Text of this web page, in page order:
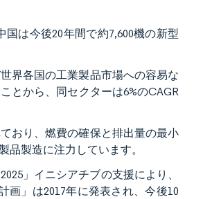
は今後20年間で約7,600機の新型
界各国の工業製品市場への容易な
とから、同セクターは6%のCAGR
おり、燃費の確保と排出量の最小
製造に注力しています。
」イニシアチブの支援により、
画」は2017年に発表され、今後10